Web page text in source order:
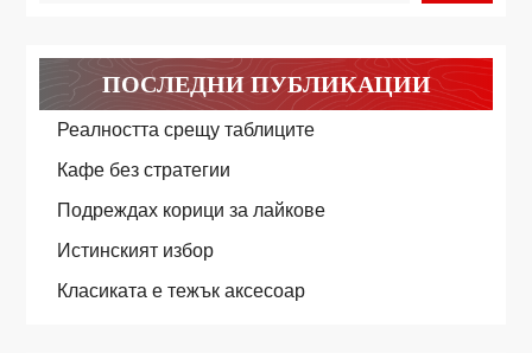
ПОСЛЕДНИ ПУБЛИКАЦИИ
Реалността срещу таблиците
Кафе без стратегии
Подреждах корици за лайкове
Истинският избор
Класиката е тежък аксесоар